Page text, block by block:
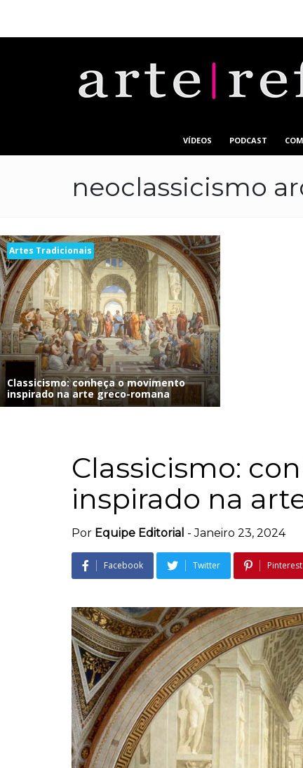
VÍDEOS PODCAST
neoclassicismo
Artes Tradicionais
Classicismo: conheça o movimento
inspirado na arte greco-romana
Classicismo:
inspirado na
Por Equipe Editorial -Janeiro 23, 2024
Facebook Twitter Pinterest